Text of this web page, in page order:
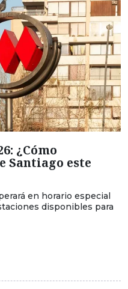
¿Cómo
Santiago este
en horario especial
disponibles para